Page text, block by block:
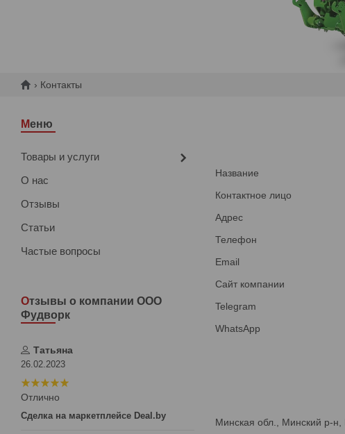
Контакты
Товары и услуги
О нас
Отзывы
Статьи
Частые вопросы
Отзывы о компании ООО
Фудворк
Татьяна
26.02.2023
Отлично
Сделка на маркетплейсе Deal.by
Минская обл., Минский р-